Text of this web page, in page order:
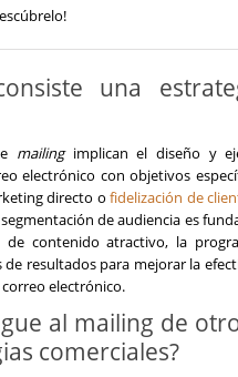
una
mailingimplican el diseño y
electrónico con objetivos
directo ofidelización de
de audiencia es
de contenido atractivo, la
de resultados para mejorar la
electrónico.
al mailing de
comerciales?